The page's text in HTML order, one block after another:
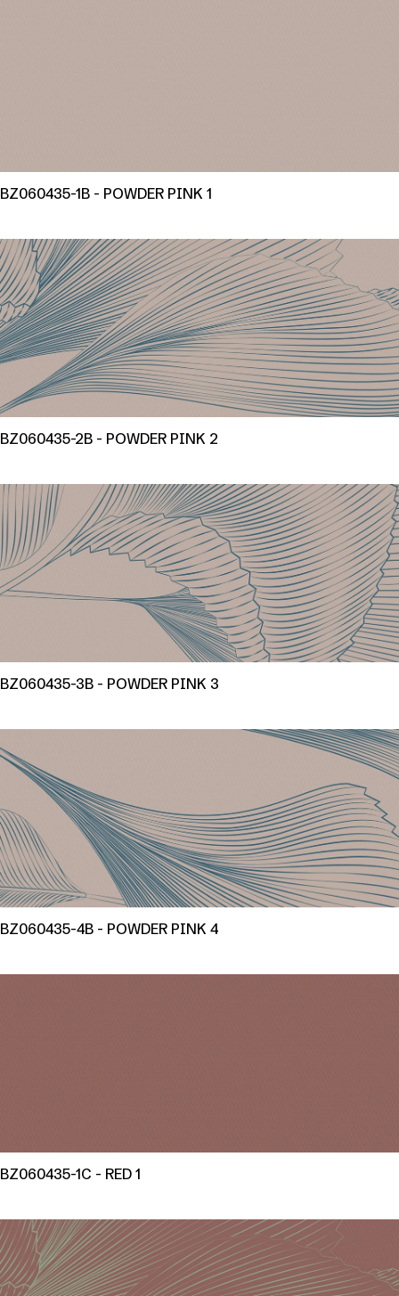
BZ060435-1B - POWDER PINK 1
BZ060435-2B - POWDER PINK 2
BZ060435-3B - POWDER PINK 3
BZ060435-4B - POWDER PINK 4
BZ060435-1C - RED 1